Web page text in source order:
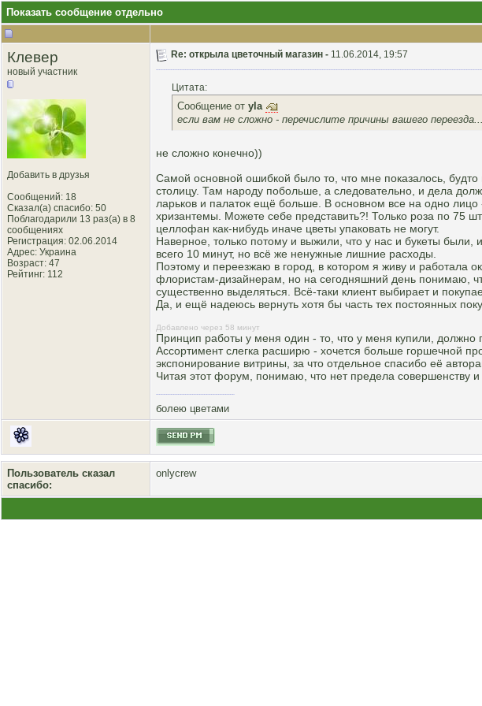
Показать сообщение отдельно
Клевер
новый участник
Добавить в друзья
Сообщений: 18
Сказал(а) спасибо: 50
Поблагодарили 13 раз(а) в 8
сообщениях
Регистрация: 02.06.2014
Адрес: Украина
Возраст: 47
Рейтинг: 112
Re: открыла цветочный магазин - 11.06.2014, 19:57
Цитата:
Сообщение от yla
если вам не сложно - перечислите причины вашего переезда...
не сложно конечно))
Самой основной ошибкой было то, что мне показалось,
столицу. Там народу побольше, а следовательно, и дела
ларьков и палаток ещё больше. В основном все на одно
хризантемы. Можете себе представить?! Только роза по 75
целлофан как-нибудь иначе цветы упаковать не могут.
Наверное, только потому и выжили, что у нас и букеты были,
всего 10 минут, но всё же ненужные лишние расходы.
Поэтому и переезжаю в город, в котором я живу и работала
флористам-дизайнерам, но на сегодняшний день понимаю,
существенно выделяться. Всё-таки клиент выбирает и
Да, и ещё надеюсь вернуть хотя бы часть тех постоянных
Добавлено через 58 минут
Принцип работы у меня один - то, что у меня купили, должно
Ассортимент слегка расширю - хочется больше горшечной
экспонирование витрины, за что отдельное спасибо её
Читая этот форум, понимаю, что нет предела совершенству
болею цветами
Пользователь сказал
cпасибо:
onlycrew